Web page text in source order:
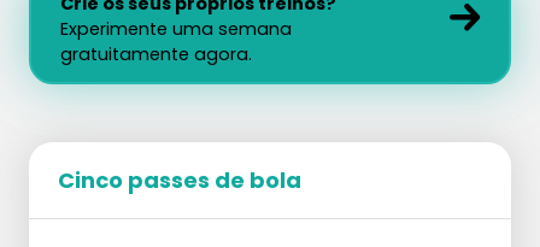
Experimente uma semana
gratuitamente agora.
Cinco passes de bola